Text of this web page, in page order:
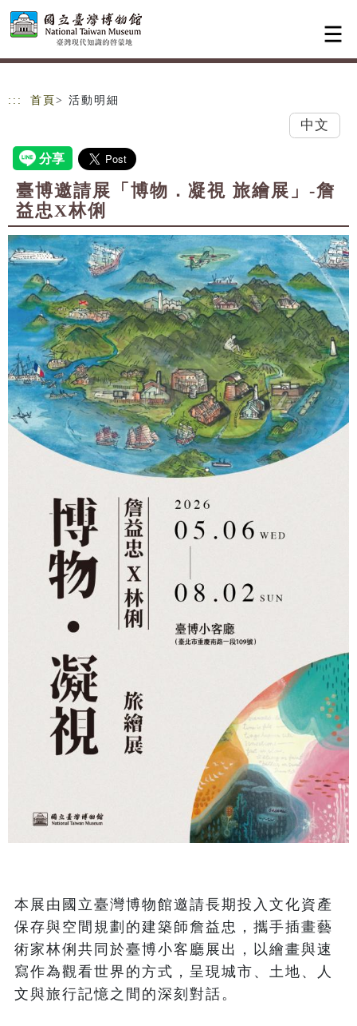
跳到主要內容
網站導覽
::: 首頁 > 活動明細
中文
臺博邀請展「博物．凝視 旅繪展」-詹
益忠X林俐
本展由國立臺灣博物館邀請長期投入文化資產
保存與空間規劃的建築師詹益忠，攜手插畫藝
術家林俐共同於臺博小客廳展出，以繪畫與速
寫作為觀看世界的方式，呈現城市、土地、人
文與旅行記憶之間的深刻對話。